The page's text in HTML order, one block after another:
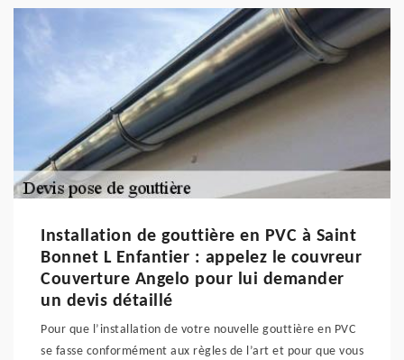
Installation de gouttière en PVC à Saint
Bonnet L Enfantier : appelez le couvreur
Couverture Angelo pour lui demander
un devis détaillé
Pour que l’installation de votre nouvelle gouttière en PVC
se fasse conformément aux règles de l’art et pour que vous